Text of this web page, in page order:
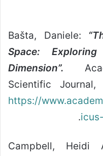
Space:
Dimension”.
Scientific
https://
.